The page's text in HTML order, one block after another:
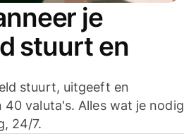
je
stuurt en
stuurt, uitgeeft en
valuta's. Alles wat je nodig
24/7.